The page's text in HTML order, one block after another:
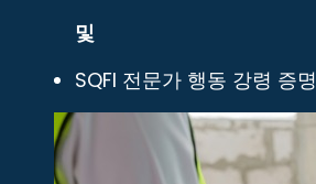
및
SQFI 전문가 행동 강령 증명